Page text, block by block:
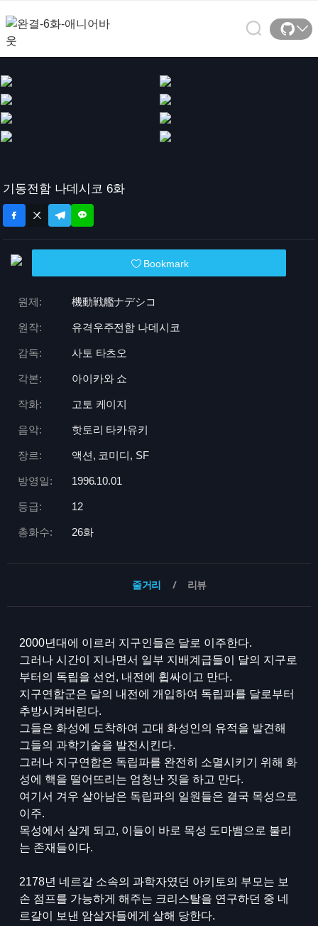
기동전함 나데시코 6화
Bookmark
원제: 機動戦艦ナデシコ
원작: 유격우주전함 나데시코
감독: 사토 타츠오
각본: 아이카와 쇼
작화: 고토 케이지
음악: 핫토리 타카유키
장르: 액션, 코미디, SF
방영일: 1996.10.01
등급: 12
총화수: 26화
줄거리 리뷰
2000년대에 이르러 지구인들은 달로 이주한다.
그러나 시간이 지나면서 일부 지배계급들이 달의 지구로
부터의 독립을 선언, 내전에 휩싸이고 만다.
지구연합군은 달의 내전에 개입하여 독립파를 달로부터
추방시켜버린다.
그들은 화성에 도착하여 고대 화성인의 유적을 발견해
그들의 과학기술을 발전시킨다.
그러나 지구연합은 독립파를 완전히 소멸시키기 위해 화
성에 핵을 떨어뜨리는 엄청난 짓을 하고 만다.
여기서 겨우 살아남은 독립파의 일원들은 결국 목성으로
이주.
목성에서 살게 되고, 이들이 바로 목성 도마뱀으로 불리
는 존재들이다.
2178년 네르갈 소속의 과학자였던 아키토의 부모는 보
손 점프를 가능하게 해주는 크리스탈을 연구하던 중 네
르갈이 보낸 암살자들에게 살해 당한다.